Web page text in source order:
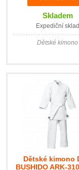
Skladem
Expediční sklad
Dětské kimono
Dětské kimono
BUSHIDO ARK-